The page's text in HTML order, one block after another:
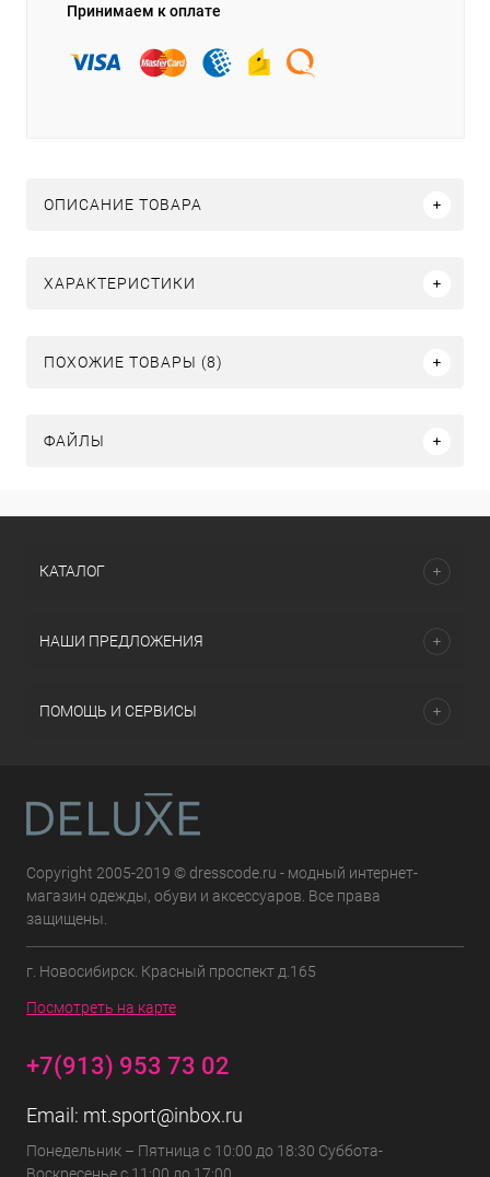
Принимаем к оплате
ОПИСАНИЕ ТОВАРА
ХАРАКТЕРИСТИКИ
ПОХОЖИЕ ТОВАРЫ (8)
ФАЙЛЫ
КАТАЛОГ
НАШИ ПРЕДЛОЖЕНИЯ
ПОМОЩЬ И СЕРВИСЫ
Copyright 2005-2019 © dresscode.ru - модный интернет-
магазин одежды, обуви и аксессуаров. Все права
защищены.
г. Новосибирск. Красный проспект д.165
Посмотреть на карте
+7(913) 953 73 02
Email: mt.sport@inbox.ru
Понедельник – Пятница с 10:00 до 18:30 Суббота-